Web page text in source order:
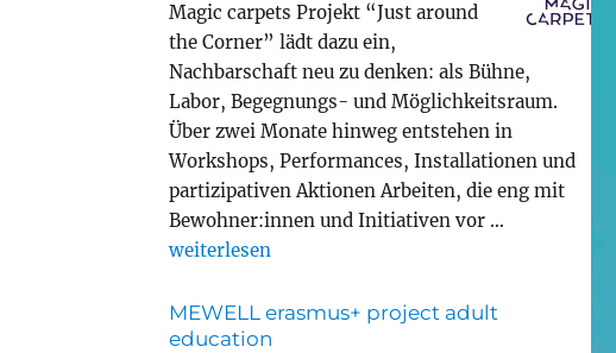
Magic carpets Projekt “Just around
the Corner” lädt dazu ein,
Nachbarschaft neu zu denken: als Bühne,
Labor, Begegnungs- und Möglichkeitsraum.
Über zwei Monate hinweg entstehen in
Workshops, Performances, Installationen und
partizipativen Aktionen Arbeiten, die eng mit
Bewohner:innen und Initiativen vor …
„Magic Carpets Year 8 in Innsbruck“
weiterlesen
MEWELL erasmus+ project adult
education